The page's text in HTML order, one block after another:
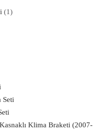
(1)
Seti
Klima Braketi (2007-